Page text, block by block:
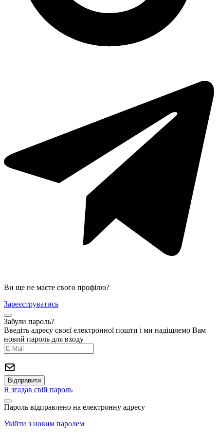
Поліетиленові пакети запоріжжя
Ви ще не маєте свого профілю?
Зареєструватись
Забули пароль?
Введіть адресу своєї електронної пошти і ми надішлемо Вам
новий пароль для входу
Я згадав свій пароль
Пароль відправлено на електронну адресу
Увійти з новим паролем